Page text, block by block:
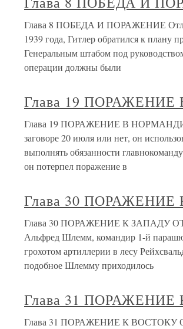
Глава 8 ПОБЕДА И ПОРАЖЕНИЕ
1939 года, Гитлер обратился к
Генеральным штабом под
операции должны были
Глава 19
Глава 19 ПОРАЖЕНИЕ В
заговоре 20 июля или нет, он
выполнять обязанности
он потерпел поражение в
Глава 30
Глава 30 ПОРАЖЕНИЕ К ЗАПАДУ ОТ
Альфред Шлемм, командир 1-й
грохотом артиллерии в лесу
подобное Шлемму приходилось
Глава 31
Глава 31 ПОРАЖЕНИЕ К ВОСТОКУ ОТ